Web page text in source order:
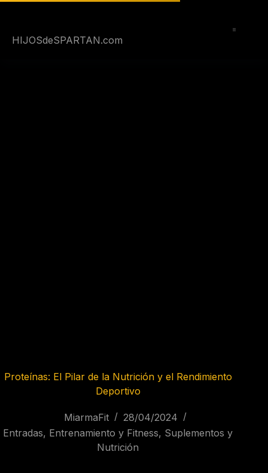
contenido
HIJOSdeSPARTAN.com
Proteínas: El Pilar de la Nutrición y el Rendimiento
Deportivo
MiarmaFit
28/04/2024
Entradas, Entrenamiento y Fitness, Suplementos y
Nutrición